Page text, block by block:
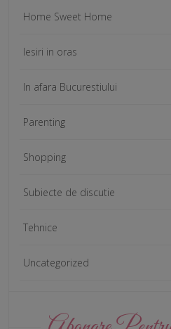
Home Sweet Home
Iesiri in oras
In afara Bucurestiului
Parenting
Shopping
Subiecte de discutie
Tehnice
Uncategorized